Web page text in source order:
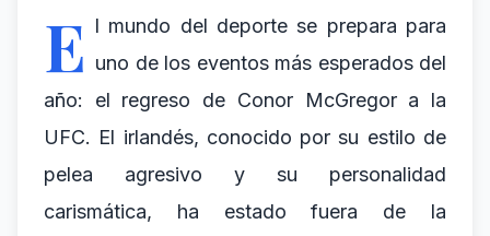
E l mundo del deporte se prepara para
uno de los eventos más esperados del
año: el regreso de Conor McGregor a la
UFC. El irlandés, conocido por su estilo de
pelea agresivo y su personalidad
carismática, ha estado fuera de la